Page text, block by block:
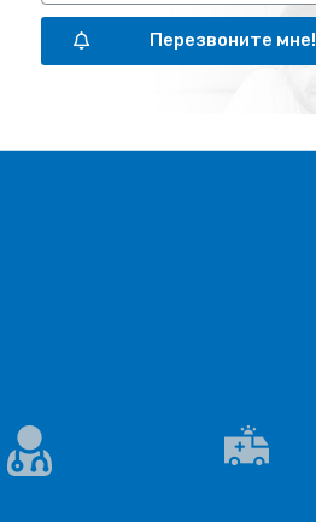
Перезвоните мне!